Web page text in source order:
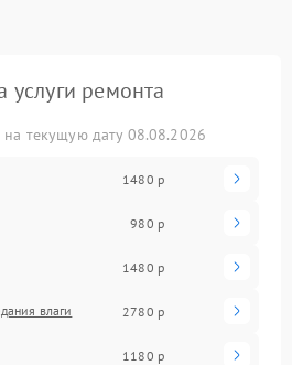
услуги ремонта
текущую дату 08.08.2026
1480 р
980 р
1480 р
влаги 2780 р
1180 р